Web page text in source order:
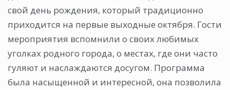
свой день рождения, который традиционно
приходится на первые выходные октября. Гости
мероприятия вспомнили о своих любимых
уголках родного города, о местах, где они часто
гуляют и наслаждаются досугом. Программа
была насыщенной и интересной, она позволила